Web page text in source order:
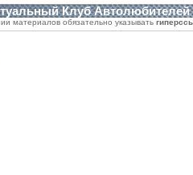
Клуб Автолюбителей
материалов обязательно указывать